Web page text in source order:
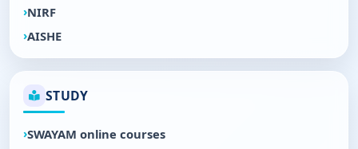
NIRF
AISHE
STUDY
SWAYAM online courses